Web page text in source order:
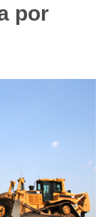
por